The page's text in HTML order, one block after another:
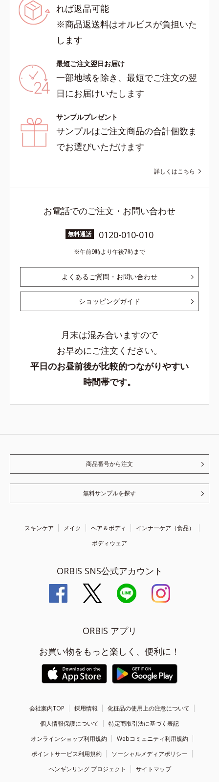
れば返品可能
※商品返送料はオルビスが負担いた
します
最短ご注文翌日お届け
一部地域を除き、最短でご注文の翌
日にお届けいたします
サンプルプレゼント
サンプルはご注文商品の合計個数ま
でお選びいただけます
詳しくはこちら
お電話でのご注文・お問い合わせ
無料通話 0120-010-010
午前9時より午後7時まで
よくあるご質問・お問い合わせ
ショッピングガイド
月末は混み合いますので
お早めにご注文ください。
平日のお昼前後が比較的つながりやすい
時間帯です。
商品番号から注文
無料サンプルを探す
スキンケア メイク ヘア＆ボディ
インナーケア（食品）
ボディウェア
ORBIS SNS公式アカウント
ORBIS アプリ
お買い物をもっと楽しく、便利に！
会社案内TOP 採用情報
化粧品の使用上の注意について
個人情報保護について
特定商取引法に基づく表記
オンラインショップ利用規約
Webコミュニティ利用規約
ポイントサービス利用規約
ソーシャルメディアポリシー
ペンギンリング プロジェクト
サイトマップ